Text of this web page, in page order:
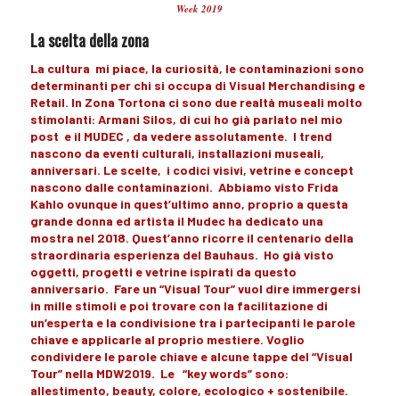
Week 2019
La scelta della zona
La cultura mi piace, la curiosità, le contaminazioni sono
determinanti per chi si occupa di Visual Merchandising e
Retail. In Zona Tortona ci sono due realtà museali molto
stimolanti: Armani Silos, di cui ho già parlato nel mio
post e il MUDEC , da vedereassolutamente. I trend
nascono da eventi culturali, installazioni museali,
anniversari. Le scelte, i codici visivi, vetrinee concept
nascono dallecontaminazioni. Abbiamo visto Frida
Kahlo ovunque in quest’ultimo anno, proprio a questa
grande donna ed artista il Mudecha dedicato una
mostra nel 2018. Quest’anno ricorre il centenario della
straordinaria esperienza del Bauhaus. Ho già visto
oggetti, progetti evetrineispirati da questo
anniversario. Fare un “Visual Tour”vuol dire immergersi
in mille stimoli e poi trovare con la facilitazionedi
un’esperta e la condivisionetra i partecipanti le parole
chiavee applicarle al proprio mestiere. Voglio
condividere le parole chiavee alcune tappedel “Visual
Tour”nella MDW2019. Le “key words” sono:
allestimento, beauty, colore, ecologico + sostenibile.